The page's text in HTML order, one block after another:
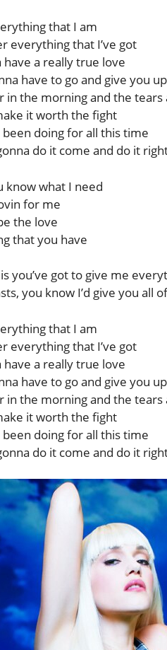
that I am
everything that I’ve got
have a really true love
have to go and give you up
in the morning and the tears
it worth the fight
doing for all this time
do it come and do it
know what I need
for me
the love
that you have
you’ve got to give me
you know I’d give you all
that I am
everything that I’ve got
have a really true love
have to go and give you up
in the morning and the tears
it worth the fight
doing for all this time
do it come and do it